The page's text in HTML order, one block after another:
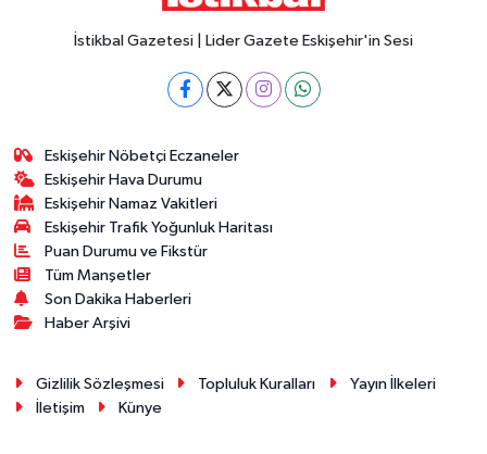
İstikbal Gazetesi | Lider Gazete Eskişehir'in Sesi
Eskişehir Nöbetçi Eczaneler
Eskişehir Hava Durumu
Eskişehir Namaz Vakitleri
Eskişehir Trafik Yoğunluk Haritası
Puan Durumu ve Fikstür
Tüm Manşetler
Son Dakika Haberleri
Haber Arşivi
Gizlilik Sözleşmesi Topluluk Kuralları
Yayın İlkeleri
İletişim
Künye